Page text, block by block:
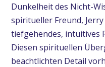
Dunkelheit des Nicht-
spiritueller Freund, Jerry
tiefgehendes, intuitives
Diesen spirituellen
beachtlichten Detail